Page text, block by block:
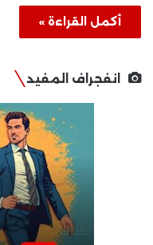
أكمل القراءة »
انفجراف المفيد